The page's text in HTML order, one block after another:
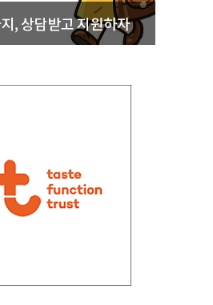
, 상담받고 지원하자